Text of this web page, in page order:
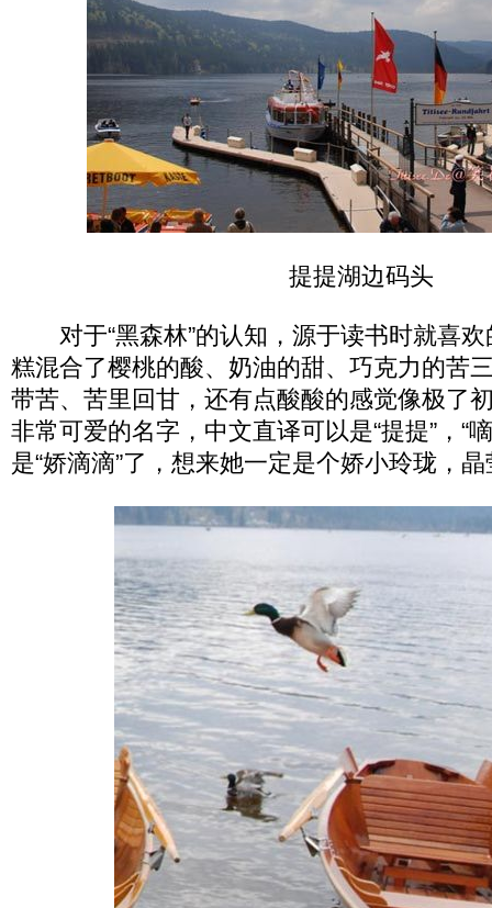
提提湖边码头
对于“黑森林”的认知，源于读书时就喜欢
糕混合了樱桃的酸、奶油的甜、巧克力的苦
带苦、苦里回甘，还有点酸酸的感觉像极了
非常可爱的名字，中文直译可以是“提提”，“
是“娇滴滴”了，想来她一定是个娇小玲珑，